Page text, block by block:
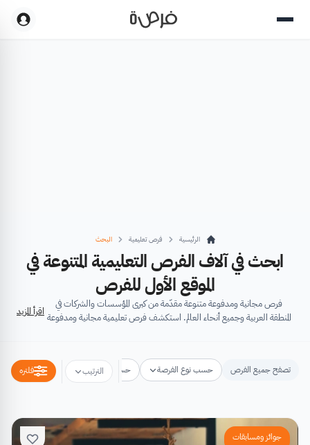
الرئيسية فرص تعليمية البحث
ابحث في آلاف الفرص التعليمية المتنوعة في
الموقع الأول للفرص
فرص مجانية ومدفوعة متنوعة مقدّمة من كبرى المؤسسات والشركات في
المنطقة العربية وجميع أنحاء العالم. استكشف فرص تعليمية مجانية ومدفوعة
الخبرات وبناء القدرات.
اقرأ المزيد
تصفح جميع الفرص حسب نوع الفرصة حسب مكان الفرصة حسب الترتيب فلتره
جوائز ومسابقات